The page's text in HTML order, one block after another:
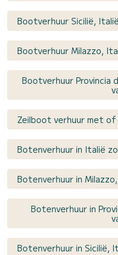
Bootverhuur Sicilië,
Bootverhuur Milazzo,
Bootverhuur Provincia
Zeilboot verhuur met
Botenverhuur in Italië
Botenverhuur in
Botenverhuur in
Botenverhuur in Sicilië,